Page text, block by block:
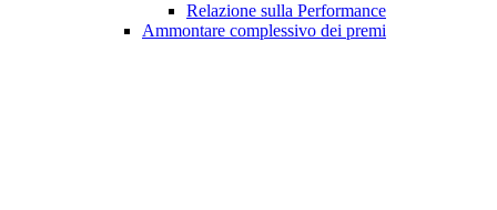
Relazione sulla Performance
Ammontare complessivo dei premi